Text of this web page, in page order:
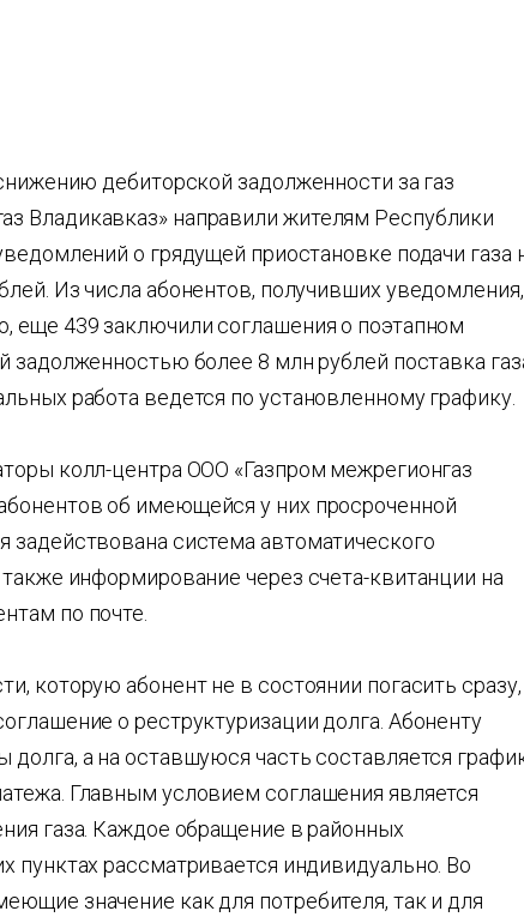
дебиторской задолженности за газ
Владикавказ» направили жителям Республики
о грядущей приостановке подачи газа
Из числа абонентов, получивших уведомления,
еще 439 заключили соглашения о поэтапном
задолженностью более 8 млн рублей поставка
работа ведется по установленному графику.
колл-центра ООО «Газпром межрегионгаз
об имеющейся у них просроченной
задействована система автоматического
информирование через счета-квитанции на
по почте.
которую абонент не в состоянии погасить сразу,
о реструктуризации долга. Абоненту
а на оставшуюся часть составляется
Главным условием соглашения является
газа. Каждое обращение в районных
пунктах рассматривается индивидуально. Во
значение как для потребителя, так и для